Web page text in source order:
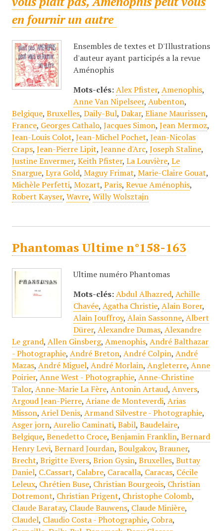
en fournir un autre
Ensembles de textes et D'Illustrations
d'auteur ayant participés a la revue
Aménophis
Mots-clés: Alex Pfister, Amenophis,
Anne Van Nipelseer, Aubenton,
Belgique, Bruxelles, Daily-Bul, Dakar, Eliane Maurissen,
France, Georges Cathalo, Jacques Simon, Jean Mermoz,
Jean-Louis Colot, Jean-Michel Pochet, Jean-Nicolas
Craps, Jean-Pierre Lipit, Jeanne d'Arc, Joseph Staline,
Justine Envermer, Keith Pfister, La Louvière, Le
Snargue, Lyra Gold, Maguy Frimat, Marie-Claire Gouat,
Michèle Perfetti, Mozart, Paris, Revue Aménophis,
Robert Kayser, Wavre, Willy Wolsztajn
Phantomas Ultime n°158-163
Ultime numéro Phantomas
Mots-clés: Abdul Alhazred, Achille
Chavée, Agatha Christie, Alain Borer,
Alain Jouffroy, Alain Sassonne, Albert
Dürer, Alexandre Dumas, Alexandre
Le grand, Allen Ginsberg, Amenophis, André Balthazar
- Photographie, André Breton, André Colpin, André
Mazas, André Miguel, André Morlain, Angleterre, Anne
Poirier, Anne West - Photographie, Anne-Christine
Talor, Anne-Marie La Fère, Antonin Artaud, Anvers,
Argoud Jean-Pierre, Ariane de Monteverdi, Arias
Misson, Ariel Denis, Armand Silvestre - Photographie,
Asger jorn, Aurelio Caminati, Babil, Baudelaire,
Belgique, Benedetto Croce, Benjamin Franklin, Bernard
Henry Levi, Bernard Jourdan, Boulgakov, Brauner,
Brecht, Brigitte Evers, Brion Gysin, Bruxelles, Buttay
Daniel, C.Cassart, Calabre, Caracalla, Caracas, Cécile
Leleux, Chrétien Buse, Christian Bourgeois, Christian
Dotremont, Christian Prigent, Christophe Colomb,
Claude Baratay, Claude Bauwens, Claude Minière,
Claudel, Claudio Costa - Photographie, Cobra,